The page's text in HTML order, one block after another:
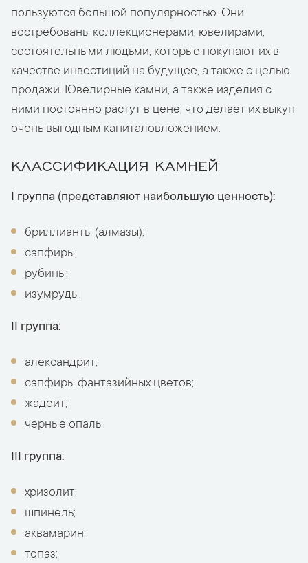
пользуются большой популярностью. Они
востребованы коллекционерами, ювелирами,
состоятельными людьми, которые покупают их в
качестве инвестиций на будущее, а также с целью
продажи. Ювелирные камни, а также изделия с
ними постоянно растут в цене, что делает их выкуп
очень выгодным капиталовложением.
КЛАССИФИКАЦИЯ КАМНЕЙ
I группа (представляют наибольшую ценность):
бриллианты (алмазы);
сапфиры;
рубины;
изумруды.
II группа:
александрит;
сапфиры фантазийных цветов;
жадеит;
чёрные опалы.
III группа:
хризолит;
шпинель;
аквамарин;
топаз;